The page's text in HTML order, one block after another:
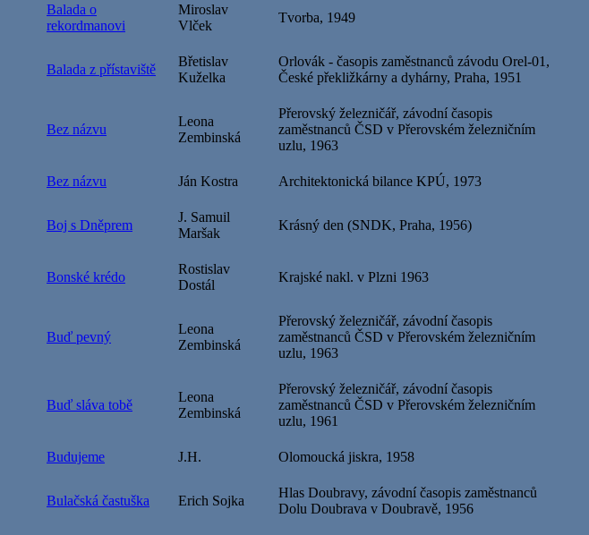
Balada o
rekordmanovi
Miroslav
Vlček
Tvorba, 1949
Balada z přístaviště
Břetislav
Kuželka
Orlovák - časopis zaměstnanců závodu Orel-01,
České překližkárny a dyhárny, Praha, 1951
Bez názvu
Leona
Zembinská
Přerovský železničář, závodní časopis
zaměstnanců ČSD v Přerovském železničním
uzlu, 1963
Bez názvu Ján Kostra Architektonická bilance KPÚ, 1973
Boj s Dněprem
J. Samuil
Maršak
Krásný den (SNDK, Praha, 1956)
Bonské krédo
Rostislav
Dostál
Krajské nakl. v Plzni 1963
Buď pevný
Leona
Zembinská
Přerovský železničář, závodní časopis
zaměstnanců ČSD v Přerovském železničním
uzlu, 1963
Buď sláva tobě
Leona
Zembinská
Přerovský železničář, závodní časopis
zaměstnanců ČSD v Přerovském železničním
uzlu, 1961
Budujeme J.H. Olomoucká jiskra, 1958
Bulačská častuška Erich Sojka
Hlas Doubravy, závodní časopis zaměstnanců
Dolu Doubrava v Doubravě, 1956